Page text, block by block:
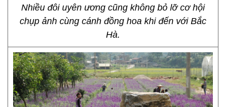
Nhiều đôi uyên ương cũng không bỏ lỡ cơ hội
chụp ảnh cùng cánh đồng hoa khi đến với Bắc
Hà.